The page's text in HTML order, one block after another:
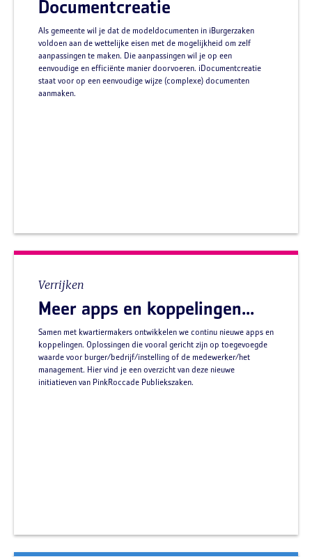
Documentcreatie
Als gemeente wil je dat de modeldocumenten in iBurgerzaken
voldoen aan de wettelijke eisen met de mogelijkheid om zelf
aanpassingen te maken. Die aanpassingen wil je op een
eenvoudige en efficiënte manier doorvoeren. iDocumentcreatie
staat voor op een eenvoudige wijze (complexe) documenten
aanmaken.
Verrijken
Meer apps en koppelingen...
Samen met kwartiermakers ontwikkelen we continu nieuwe apps en
koppelingen. Oplossingen die vooral gericht zijn op toegevoegde
waarde voor burger/bedrijf/instelling of de medewerker/het
management. Hier vind je een overzicht van deze nieuwe
initiatieven van PinkRoccade Publiekszaken.